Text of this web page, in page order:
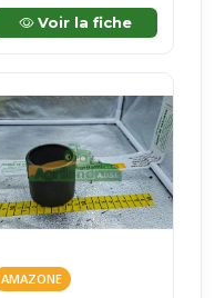
Voir la fiche
AMAZONE